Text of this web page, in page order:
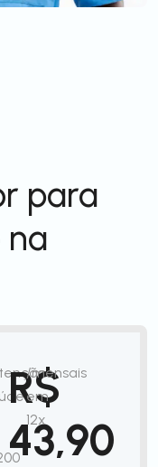
para
na
R$
43,90
/mensais
em
12x